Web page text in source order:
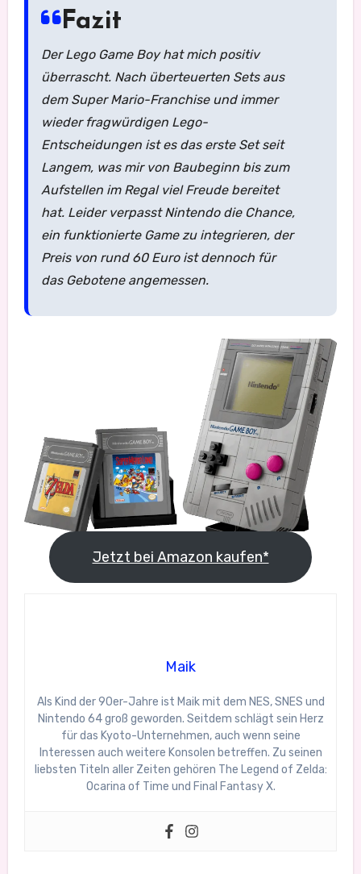
Fazit
Der Lego Game Boy hat mich positiv
überrascht. Nach überteuerten Sets aus
dem Super Mario-Franchise und immer
wieder fragwürdigen Lego-
Entscheidungen ist es das erste Set seit
Langem, was mir von Baubeginn bis zum
Aufstellen im Regal viel Freude bereitet
hat. Leider verpasst Nintendo die Chance,
ein funktionierte Game zu integrieren, der
Preis von rund 60 Euro ist dennoch für
das Gebotene angemessen.
Jetzt bei Amazon kaufen*
Maik
Als Kind der 90er-Jahre ist Maik mit dem NES, SNES und
Nintendo 64 groß geworden. Seitdem schlägt sein Herz
für das Kyoto-Unternehmen, auch wenn seine
Interessen auch weitere Konsolen betreffen. Zu seinen
liebsten Titeln aller Zeiten gehören The Legend of Zelda:
Ocarina of Time und Final Fantasy X.